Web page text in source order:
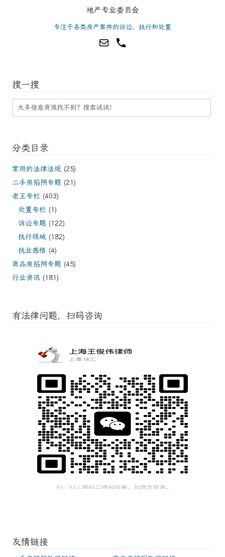
地产专业委员会
专注于各类房产案件的诉讼、执行和处置
搜一搜
分类目录
常用的法律法规 (25)
二手房陷阱专题 (21)
老王专栏 (403)
处置专栏 (1)
诉讼专题 (122)
执行领域 (182)
执业感悟 (4)
商品房陷阱专题 (45)
行业资讯 (181)
有法律问题，扫码咨询
友情链接